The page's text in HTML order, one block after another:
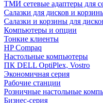
ТМИ сетевые адаптеры для
Салазки для дисков и
Салазки и корзины для
Компьютеры и опции
Тонкие клиенты
HP Compaq
Настольные компьютеры
ПК DELL OptiPlex, Vostro
Экономичная серия
Рабочие станции
Розничные настольные
Бизнес-серия